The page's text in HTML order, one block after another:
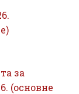
за
(основне